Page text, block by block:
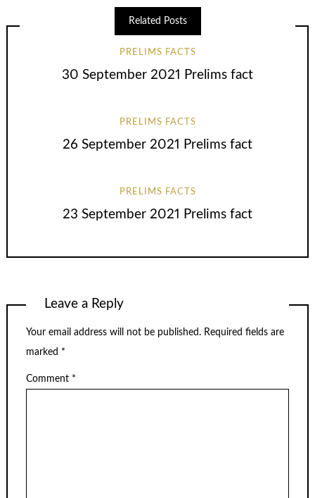
Related Posts
PRELIMS FACTS
30 September 2021 Prelims fact
PRELIMS FACTS
26 September 2021 Prelims fact
PRELIMS FACTS
23 September 2021 Prelims fact
Leave a Reply
Your email address will not be published. Required fields are
marked *
Comment *